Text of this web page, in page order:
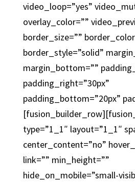
video_loop=”yes”
overlay_color=””
border_size=””
border_style=”solid”
margin_bottom=””
padding_right=”30px”
padding_bottom=”20px”
type=”1_1″ layout=”1_1″
center_content=”no”
link=”” min_height=””
hide_on_mobile=”small-